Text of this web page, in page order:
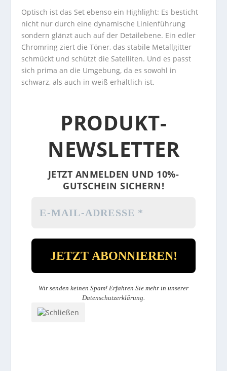
Optisch ist das Set ebenso ein Highlight: Es besticht
nicht nur durch eine dynamische Linienführung
sondern glänzt auch auf der Detailebene. Ein edler
Chromring ziert die Töner, das stabile Metallgitter
schmückt und schützt die Satelliten. Und es passt
sich prima an die Umgebung, da es sowohl in
schwarz, als auch in weiß erhältlich ist.
PRODUKT-
NEWSLETTER
JETZT ANMELDEN UND 10%-
GUTSCHEIN SICHERN!
Wir senden keinen Spam! Erfahren Sie mehr in unserer
Datenschutzerklärung